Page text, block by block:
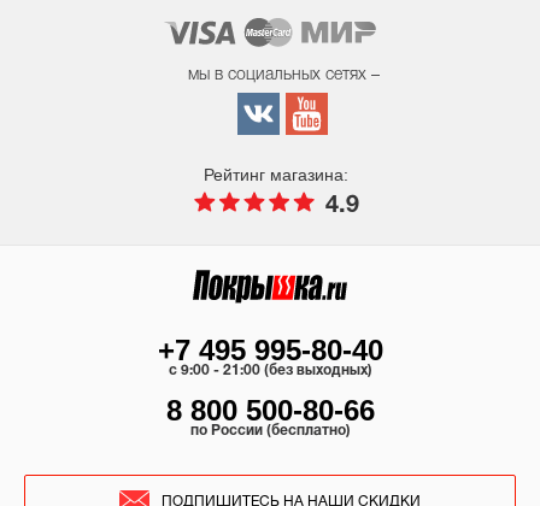
мы в социальных сетях –
Рейтинг магазина:
4.9
+7 495 995-80-40
c 9:00 - 21:00 (без выходных)
8 800 500-80-66
по России (бесплатно)
ПОДПИШИТЕСЬ НА НАШИ СКИДКИ